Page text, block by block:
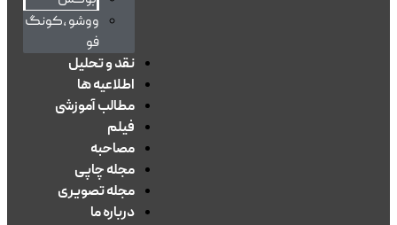
ووشو ،کونگ
فو
نقد و تحلیل
اطلاعیه ها
مطالب آموزشی
فیلم
مصاحبه
مجله چاپی
مجله تصویری
درباره ما